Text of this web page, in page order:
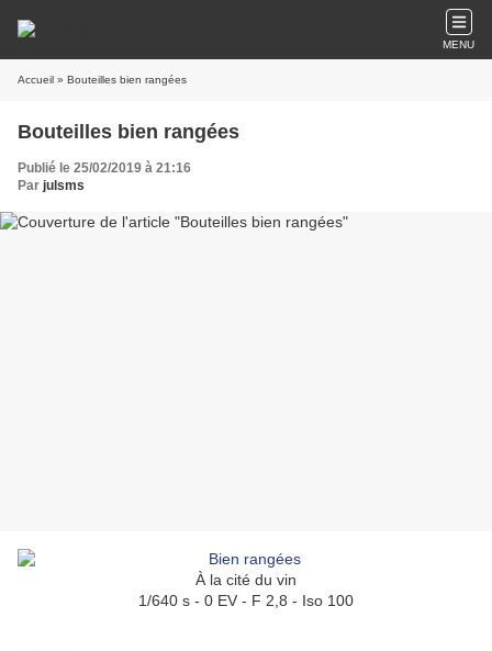
MENU
Accueil » Bouteilles bien rangées
Bouteilles bien rangées
Publié le 25/02/2019 à 21:16
Par julsms
À la cité du vin
1/640 s - 0 EV - F 2,8 - Iso 100